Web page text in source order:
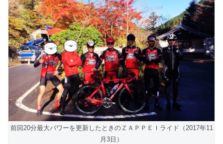
前回20分最大パワーを更新したときのＺＡＰＰＥＩライド（2017年11
月3日）